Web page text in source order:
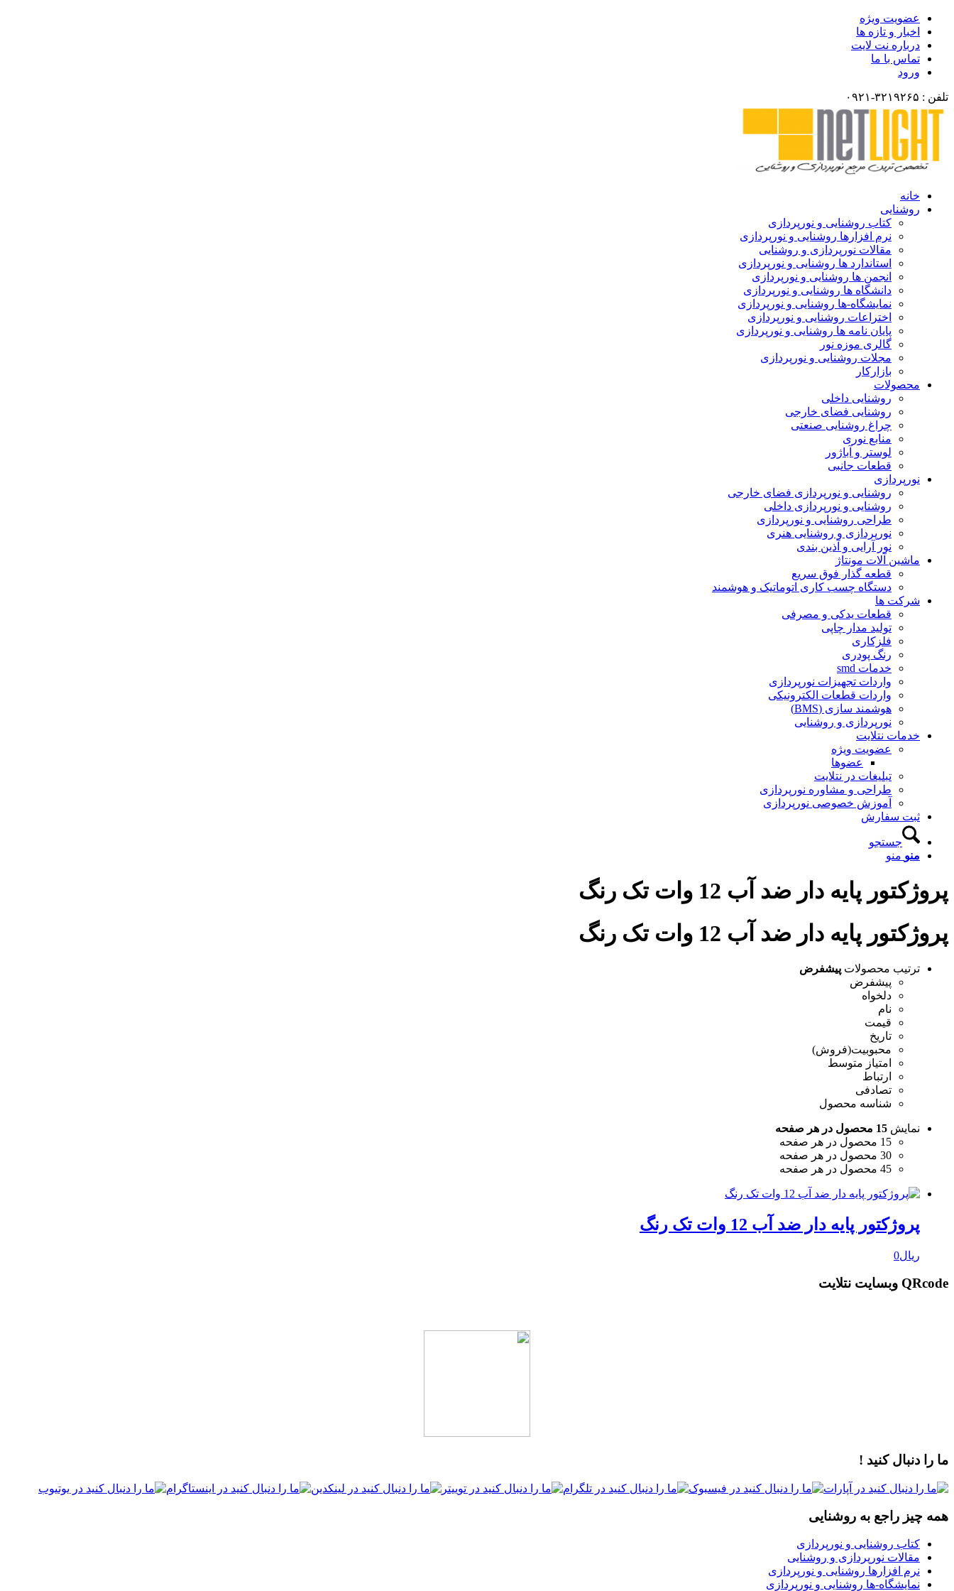
عضویت ویژه
اخبار و تازه ها
درباره نت لایت
تماس با ما
ورود
تلفن : ۳۲۱۹۲۶۵-۰۹۲۱
خانه
روشنایی
کتاب روشنایی و نورپردازی
نرم افزارها روشنایی و نورپردازی
مقالات نورپردازی و روشنایی
استاندارد ها روشنایی و نورپردازی
انجمن ها روشنایی و نورپردازی
دانشگاه ها روشنایی و نورپردازی
نمایشگاه-ها روشنایی و نورپردازی
اختراعات روشنایی و نورپردازی
پایان نامه ها روشنایی و نورپردازی
گالری موزه نور
مجلات روشنایی و نورپردازی
بازارکار
محصولات
روشنایی داخلی
روشنایی فضای خارجی
چراغ روشنایی صنعتی
منابع نوری
لوستر و آباژور
قطعات جانبی
نورپردازی
روشنایی و نورپردازی فضای خارجی
روشنایی و نورپردازی داخلی
طراحی روشنایی و نورپردازی
نورپردازی و روشنایی هنری
نور آرایی و آذین بندی
ماشین آلات مونتاژ
قطعه گذار فوق سریع
دستگاه چسب کاری اتوماتیک و هوشمند
شرکت ها
قطعات یدکی و مصرفی
تولید مدار چاپی
فلزکاری
رنگ پودری
خدمات smd
واردات تجهیزات نورپردازی
واردات قطعات الکترونیکی
هوشمند سازی (BMS)
نورپردازی و روشنایی
خدمات نتلایت
عضویت ویژه
عضوها
تبلیغات در نتلایت
طراحی و مشاوره نورپردازی
آموزش خصوصی نورپردازی
ثبت سفارش
جستجو
منو منو
پروژکتور پایه دار ضد آب 12 وات تک رنگ
پروژکتور پایه دار ضد آب 12 وات تک رنگ
ترتیب محصولات پیشفرض
پیشفرض
دلخواه
نام
قیمت
تاریخ
محبوبیت(فروش)
امتیاز متوسط
ارتباط
تصادفی
شناسه محصول
نمایش 15 محصول در هر صفحه
15 محصول در هر صفحه
30 محصول در هر صفحه
45 محصول در هر صفحه
پروژکتور پایه دار ضد آب 12 وات تک رنگ
ریال0
QRcode وبسایت نتلایت
ما را دنبال کنید !
همه چیز راجع به روشنایی
کتاب روشنایی و نورپردازی
مقالات نورپردازی و روشنایی
نرم افزارها روشنایی و نورپردازی
نمایشگاه-ها روشنایی و نورپردازی